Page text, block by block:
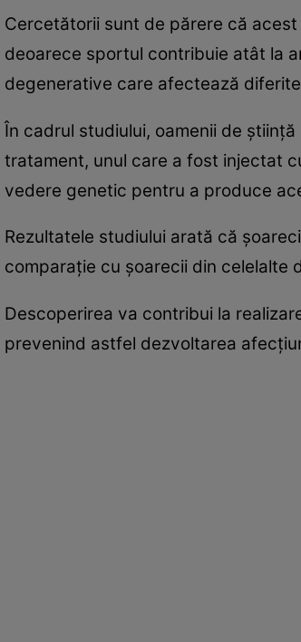
Cercetătorii sunt de părere că
deoarece sportul contribuie atât la
degenerative care afectează
În cadrul studiului, oamenii de
tratament, unul care a fost injectat
vedere genetic pentru a produce
Rezultatele studiului arată că
comparaţie cu şoarecii din celelalte
Descoperirea va contribui la
prevenind astfel dezvoltarea